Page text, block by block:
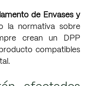
de Envases y
la normativa sobre
crean un DPP
compatibles